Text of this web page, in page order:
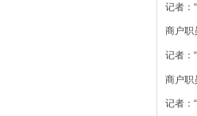
记者：
商户职
记者：
商户职
记者：